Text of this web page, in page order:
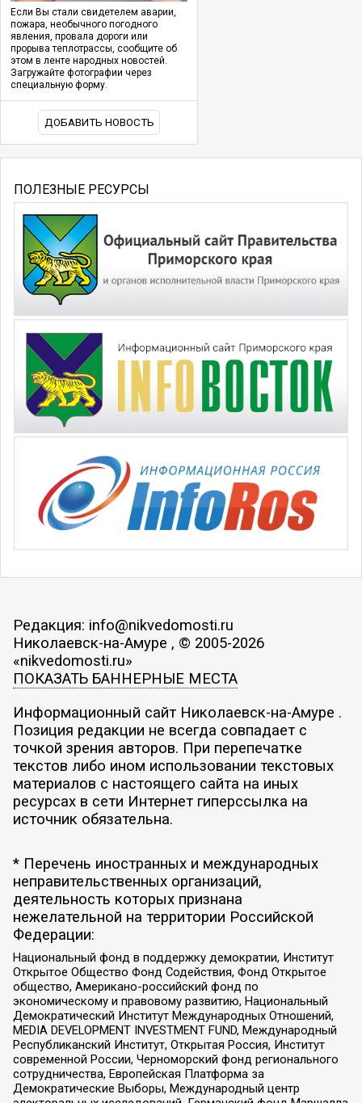
Если Вы стали свидетелем аварии,
пожара, необычного погодного
явления, провала дороги или
прорыва теплотрассы, сообщите об
этом в ленте народных новостей.
Загружайте фотографии через
специальную форму.
ДОБАВИТЬ НОВОСТЬ
ПОЛЕЗНЫЕ РЕСУРСЫ
Редакция: info@nikvedomosti.ru
Николаевск-на-Амуре , © 2005-2026
«nikvedomosti.ru»
ПОКАЗАТЬ БАННЕРНЫЕ МЕСТА
Информационный сайт Николаевск-на-Амуре .
Позиция редакции не всегда совпадает с
точкой зрения авторов. При перепечатке
текстов либо ином использовании текстовых
материалов с настоящего сайта на иных
ресурсах в сети Интернет гиперссылка на
источник обязательна.
* Перечень иностранных и международных
неправительственных организаций,
деятельность которых признана
нежелательной на территории Российской
Федерации:
Национальный фонд в поддержку демократии, Институт
Открытое Общество Фонд Содействия, Фонд Открытое
общество, Американо-российский фонд по
экономическому и правовому развитию, Национальный
Демократический Институт Международных Отношений,
MEDIA DEVELOPMENT INVESTMENT FUND, Международный
Республиканский Институт, Открытая Россия, Институт
современной России, Черноморский фонд регионального
сотрудничества, Европейская Платформа за
Демократические Выборы, Международный центр